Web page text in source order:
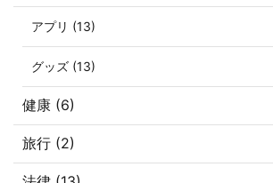
アプリ (13)
グッズ (13)
健康 (6)
旅行 (2)